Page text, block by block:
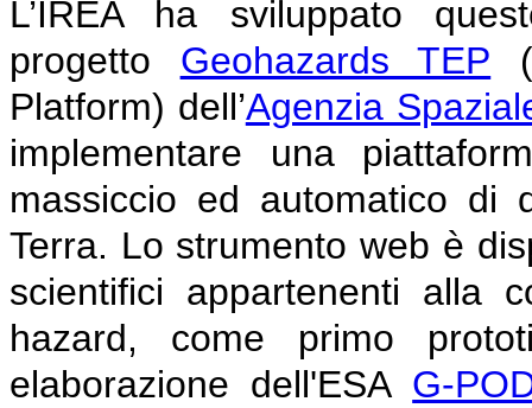
L’IREA ha sviluppato
progetto Geohazards TEP
Platform) dell’Agenzia
implementare una
massiccio ed automatico di
Terra. Lo strumento web è
scientifici appartenenti alla
hazard, come primo
elaborazione dell'ESA G-